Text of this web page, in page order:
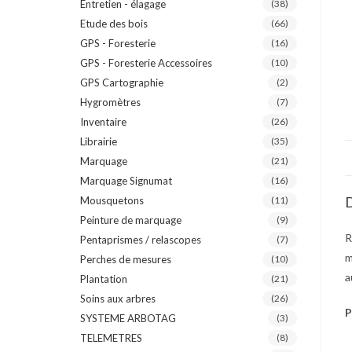
Entretien - élagage (38)
Etude des bois (66)
GPS - Foresterie (16)
GPS - Foresterie Accessoires (10)
GPS Cartographie (2)
Hygromètres (7)
Inventaire (26)
Librairie (35)
Marquage (21)
Marquage Signumat (16)
Mousquetons (11)
Peinture de marquage (9)
Pentaprismes / relascopes (7)
Perches de mesures (10)
Plantation (21)
Soins aux arbres (26)
SYSTEME ARBOTAG (3)
TELEMETRES (8)